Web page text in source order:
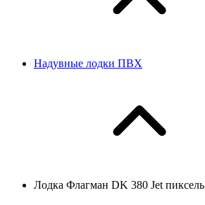
Надувные лодки ПВХ
Лодка Флагман DK 380 Jet пиксель